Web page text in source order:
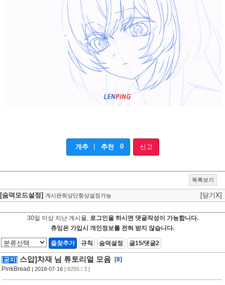
개추 | 추천 0 신고
목록보기
[숨덕모드설정] 게시판최상단항상설정가능 [닫기X]
30일 이상 지난 게시물,
로그인을 하시면 댓글작성이 가능합니다.
츄잉은 가입시 개인정보를 전혀 받지 않습니다.
즐찾추가 규칙 숨덕설정 글15/댓글2
[공지] 스압]차재 님 튜토리얼 모음 [8]
PinkBread | 2018-07-16 [ 8255 / 3 ]